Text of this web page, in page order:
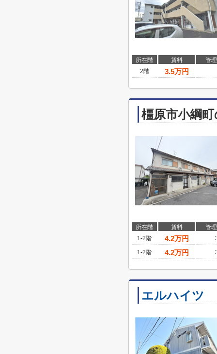
所在階 賃料
管
2階
3.5万円
橿原市小綱
所在階 賃料
管
1-2階
4.2万円
1-2階 4.2万円
エルハイツ